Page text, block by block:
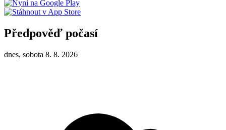
Předpověď počasí
dnes, sobota 8. 8. 2026